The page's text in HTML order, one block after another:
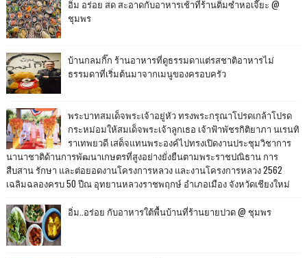
อิ่ม อร่อย สด สะอาดกับอาหารเช้าที่ร้านติ๋มซำหอเจี๊ยะ @
ชุมพร
บ้านกลมกิ๊ก ร้านอาหารที่ดูธรรมดาแต่รสชาติอาหารไม่
ธรรมดาที่เริ่มต้นมาจากเมนูของครอบครัว
พระบาทสมเด็จพระเจ้าอยู่หัว ทรงพระกรุณาโปรดเกล้าโปรด
กระหม่อมให้สมเด็จพระเจ้าลูกเธอ เจ้าฟ้าพัชรกิติยาภา นเรนทิ
ราเทพยวดี เสด็จแทนพระองค์ไปทรงเปิดงานประชุมวิชาการ
นานาชาติด้านการพัฒนาเกษตรที่สูงอย่างยั่งยืนตามพระราชปณิธาน การ
สืบสาน รักษา และต่อยอดงานโครงการหลวง และงานโครงการหลวง 2562
เฉลิมฉลองครบ 50 ปีณ อุทยานหลวงราชพฤกษ์ อำเภอเมือง จังหวัดเชียงใหม่
อิ่ม..อร่อย กับอาหารใต้พื้นบ้านที่ร้านยายปวด @ ชุมพร